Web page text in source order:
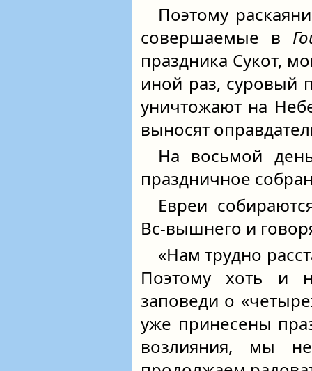
Поэтому
совершаемые в
праздника Сукот,
иной раз, суровый
уничтожают на
выносят
На восьмой
праздничное
Евреи
Вс-вышнего и
«Нам трудно
Поэтому хоть и
заповеди о
уже принесены
возлияния, мы